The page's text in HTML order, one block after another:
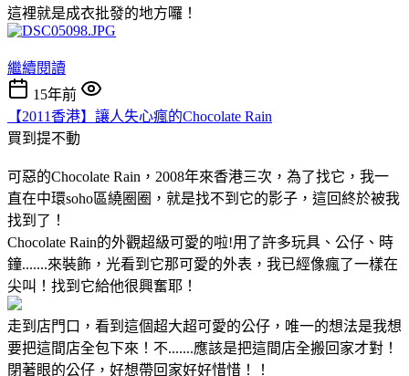
這裡就是成衣批發的地方囉！
繼續閱讀
15年前
【2011香港】讓人失心瘋的Chocolate Rain
買到提不動
可惡的Chocolate Rain，2008年來香港三次，為了找它，我一
直在中環soho區繞圈圈，就是找不到它的影子，這回終於被我
找到了！
Chocolate Rain的外觀超級可愛的啦!用了許多玩具、公仔、時
鐘.......來裝飾，光看到它那可愛的外表，我已經像瘋了一樣在
尖叫！找到它給他很興奮耶！
走到店門口，看到這個超大超可愛的公仔，唯一的想法是我想
要把這間店全包下來！不.......應該是把這間店全搬回家才對！
閉著眼的公仔，好想帶回家好好惜惜！！